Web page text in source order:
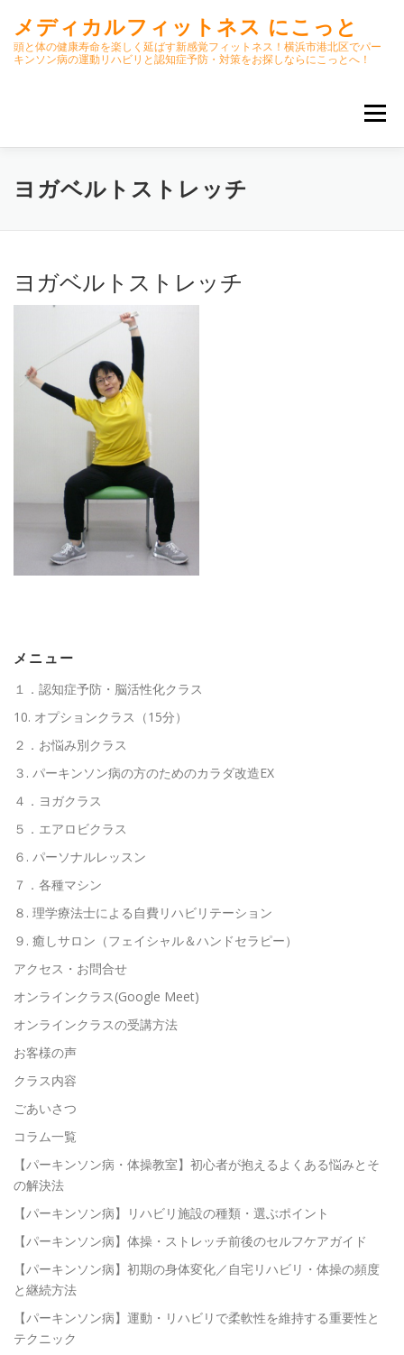
ッ
メディカルフィットネス にこっと
頭と体の健康寿命を楽しく延ばす新感覚フィットネス！横浜市港北区でパー
キンソン病の運動リハビリと認知症予防・対策をお探しならにこっとへ！
メニュー
ホーム ごあいさつ 今月のスケジュール
オンラインクラス(GOOGLE MEET)
パーキンソン体操リハビリ動画DVD
高齢者向けおすすめ脳トレプリント
スタッフ紹介／求人情報
パーキンソン病関連記事
ヨガベルトストレッチ
ヨガベルトストレッチ
メニュー
１．認知症予防・脳活性化クラス
10. オプションクラス（15分）
２．お悩み別クラス
３. パーキンソン病の方のためのカラダ改造EX
４．ヨガクラス
５．エアロビクラス
６. パーソナルレッスン
７．各種マシン
８. 理学療法士による自費リハビリテーション
９. 癒しサロン（フェイシャル＆ハンドセラピー）
アクセス・お問合せ
オンラインクラス(Google Meet)
オンラインクラスの受講方法
お客様の声
クラス内容
ごあいさつ
コラム一覧
【パーキンソン病・体操教室】初心者が抱えるよくある悩みとそ
の解決法
【パーキンソン病】リハビリ施設の種類・選ぶポイント
【パーキンソン病】体操・ストレッチ前後のセルフケアガイド
【パーキンソン病】初期の身体変化／自宅リハビリ・体操の頻度
と継続方法
【パーキンソン病】運動・リハビリで柔軟性を維持する重要性と
テクニック